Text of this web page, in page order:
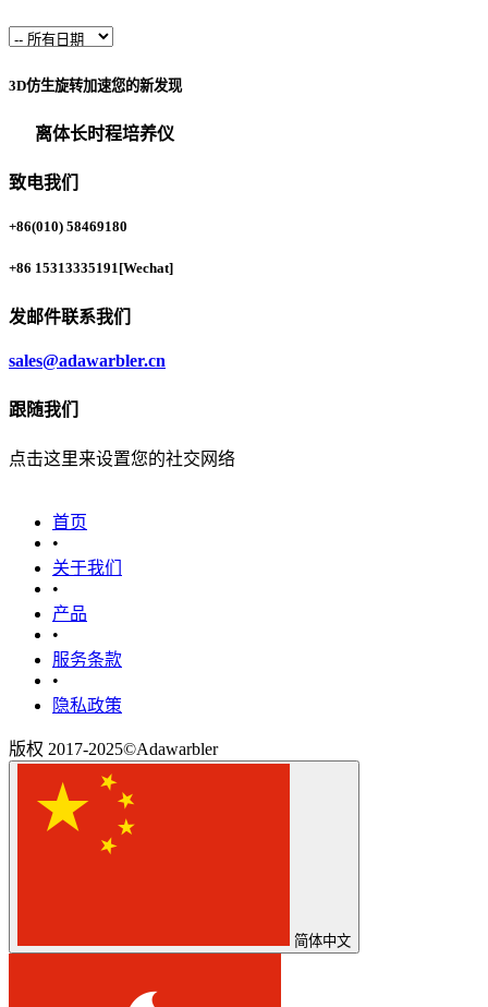
3D仿生旋转加速您的新发现
离体长时程培养仪
致电我们
+86(010) 58469180
+86 15313335191[Wechat]
发邮件联系我们
sales@adawarbler.cn
跟随我们
点击这里来设置您的社交网络
首页
•
关于我们
•
产品
•
‎服务条款‎
•
隐私政策
版权 2017-2025©Adawarbler
简体中文